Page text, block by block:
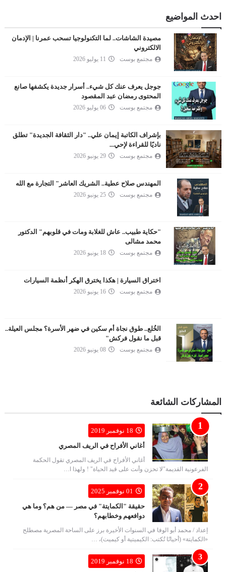
احدث المواضيع
مصيدة الشاشات.. لما التكنولوجيا تسحب عمرنا | الإدمان
الالكتروني
مجتمع بوست 11 يوليو 2026
جوجل يعرف عنك كل شيء.. أسرار جديدة يكشفها صانع
المحتوى رمضان عبد المقصود
مجتمع بوست 06 يوليو 2026
بإشراف الكاتبة إيمان علي.. "دار الثقافة الجديدة" تطلق
ناديًا للقراءة لإحي...
مجتمع بوست 29 يونيو 2026
المهندس صلاح عطية.. الشريك العاشر" التجارة مع الله
مجتمع بوست 25 يونيو 2026
"حكاية طبيب.. عاش للغلابة ومات في قلوبهم" الدكتور
محمد مشالى
مجتمع بوست 18 يونيو 2026
اختراق السيارة | هكذا يخترق الهكر أنظمة السيارات
مجتمع بوست 16 يونيو 2026
الخُلع.. طوق نجاة أم سكين في ضهر الأسرة؟ مجلس العيلة..
قبل ما نقول فركش"
مجتمع بوست 08 يونيو 2026
المشاركات الشائعة
18 نوفمبر 2019
أغاني الأفراح في الريف المصري
أغاني الأفراح في الريف المصري تقول الحكمة
الفرعونية القديمة"لا تحزن وأنت على قيد الحياة" ! ولهذا ا…
01 نوفمبر 2025
حقيقة "الكمايتة" في مصر — من هم؟ وما هي
دوافعهم وخطابهم؟
إعداد / محمد أبو الوفا في السنوات الأخيرة برز على الساحة المصرية مصطلح
«الكمايتة» (أحيانًا تُكتب: الكيميتية أو كيميت)، …
18 نوفمبر 2019